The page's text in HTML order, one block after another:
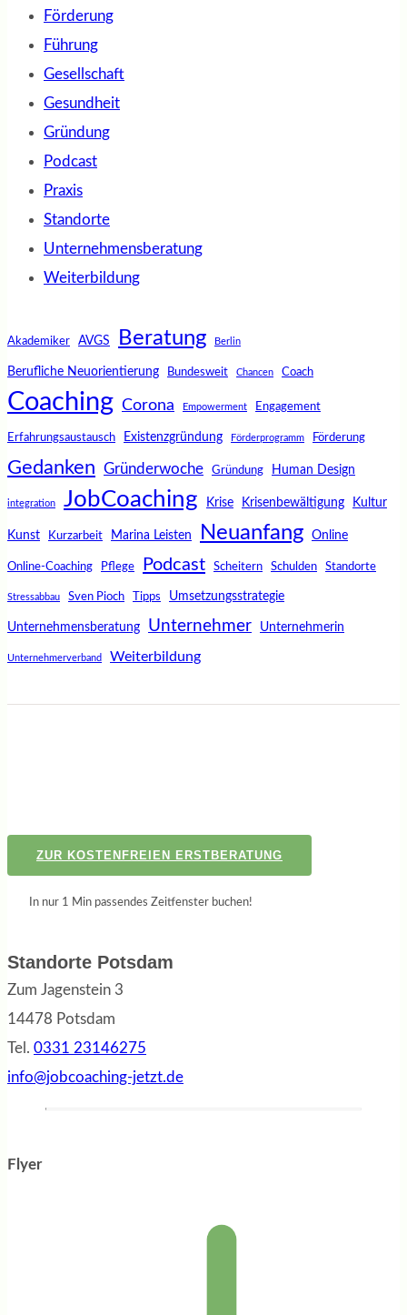
Förderung
Führung
Gesellschaft
Gesundheit
Gründung
Podcast
Praxis
Standorte
Unternehmensberatung
Weiterbildung
Akademiker AVGS Beratung Berlin
Berufliche Neuorientierung Bundesweit Chancen Coach
Coaching Corona Empowerment Engagement
Erfahrungsaustausch Existenzgründung Förderprogramm Förderung
Gedanken Gründerwoche Gründung Human Design
integration JobCoaching Krise Krisenbewältigung Kultur
Kunst Kurzarbeit Marina Leisten Neuanfang Online
Online-Coaching Pflege Podcast Scheitern Schulden Standorte
Stressabbau Sven Pioch Tipps Umsetzungsstrategie
Unternehmensberatung Unternehmer Unternehmerin
Unternehmerverband Weiterbildung
ZUR KOSTENFREIEN ERSTBERATUNG
In nur 1 Min passendes Zeitfenster buchen!
Standorte Potsdam
Zum Jagenstein 3
14478 Potsdam
Tel. 0331 23146275
info@jobcoaching-jetzt.de
Flyer